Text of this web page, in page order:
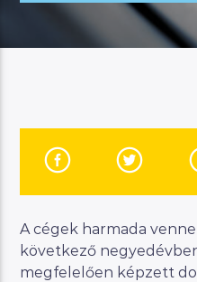
MANNA
13:00
Manna FM
A cégek harmada
következő
megfelelően képzett